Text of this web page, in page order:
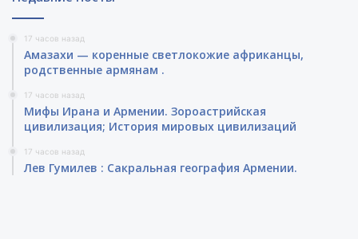
17 часов назад
Амазахи — коренные светлокожие африканцы,
родственные армянам .
17 часов назад
Мифы Ирана и Армении. Зороастрийская
цивилизация; История мировых цивилизаций
17 часов назад
Лев Гумилев : Сакральная география Армении.